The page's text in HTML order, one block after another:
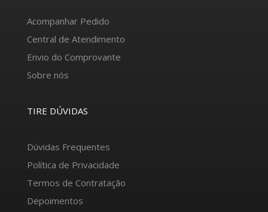
Acompanhar Pedido
Central de Atendimento
Envio do Comprovante
Sobre nós
TIRE DÚVIDAS
Dúvidas Frequentes
Política de Privacidade
Termos de Contratação
Depoimentos